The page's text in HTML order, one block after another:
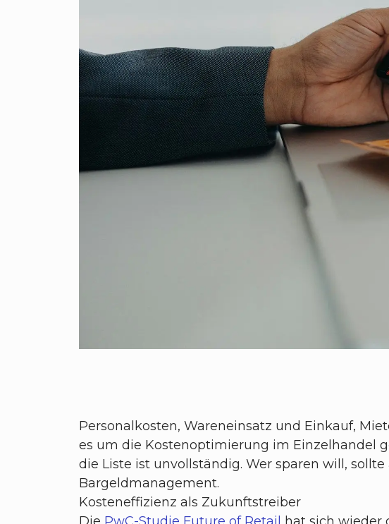
Personalkosten, Wareneinsatz und Einkauf,
es um die Kostenoptimierung im Einzelhandel
die Liste ist unvollständig. Wer sparen will,
Bargeldmanagement.
Kosteneffizienz als Zukunftstreiber